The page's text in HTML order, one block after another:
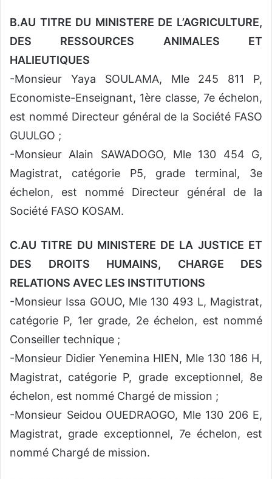
B.AU TITRE DU MINISTERE DE L’AGRICULTURE,
DES RESSOURCES ANIMALES ET
HALIEUTIQUES
-Monsieur Yaya SOULAMA, Mle 245 811 P,
Economiste-Enseignant, 1ère classe, 7e échelon,
est nommé Directeur général de la Société FASO
GUULGO ;
-Monsieur Alain SAWADOGO, Mle 130 454 G,
Magistrat, catégorie P5, grade terminal, 3e
échelon, est nommé Directeur général de la
Société FASO KOSAM.
C.AU TITRE DU MINISTERE DE LA JUSTICE ET
DES DROITS HUMAINS, CHARGE DES
RELATIONS AVEC LES INSTITUTIONS
-Monsieur Issa GOUO, Mle 130 493 L, Magistrat,
catégorie P, 1er grade, 2e échelon, est nommé
Conseiller technique ;
-Monsieur Didier Yenemina HIEN, Mle 130 186 H,
Magistrat, catégorie P, grade exceptionnel, 8e
échelon, est nommé Chargé de mission ;
-Monsieur Seidou OUEDRAOGO, Mle 130 206 E,
Magistrat, grade exceptionnel, 7e échelon, est
nommé Chargé de mission.